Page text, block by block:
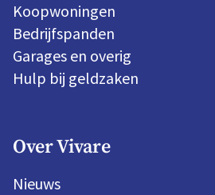
Koopwoningen
Bedrijfspanden
Garages en overig
Hulp bij geldzaken
Over Vivare
Nieuws